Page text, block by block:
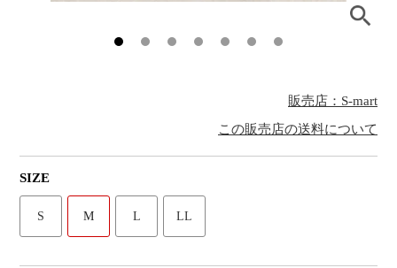
販売店：S-mart
この販売店の送料について
SIZE
S M L LL